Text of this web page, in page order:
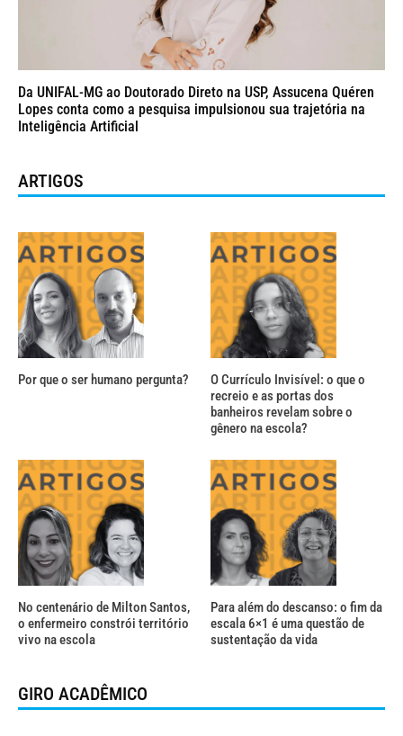
Da UNIFAL-MG ao Doutorado Direto na USP, Assucena Quéren
Lopes conta como a pesquisa impulsionou sua trajetória na
Inteligência Artificial
ARTIGOS
Por que o ser humano pergunta?
O Currículo Invisível: o que o
recreio e as portas dos
banheiros revelam sobre o
gênero na escola?
No centenário de Milton Santos,
o enfermeiro constrói território
vivo na escola
Para além do descanso: o fim da
escala 6×1 é uma questão de
sustentação da vida
GIRO ACADÊMICO